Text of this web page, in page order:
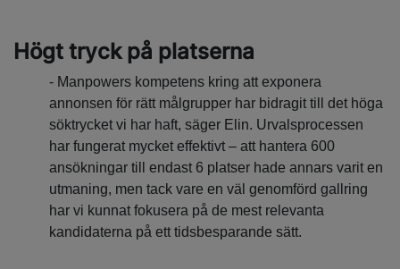
Högt tryck på platserna
- Manpowers kompetens kring att exponera
annonsen för rätt målgrupper har bidragit till det höga
söktrycket vi har haft, säger Elin. Urvalsprocessen
har fungerat mycket effektivt – att hantera 600
ansökningar till endast 6 platser hade annars varit en
utmaning, men tack vare en väl genomförd gallring
har vi kunnat fokusera på de mest relevanta
kandidaterna på ett tidsbesparande sätt.